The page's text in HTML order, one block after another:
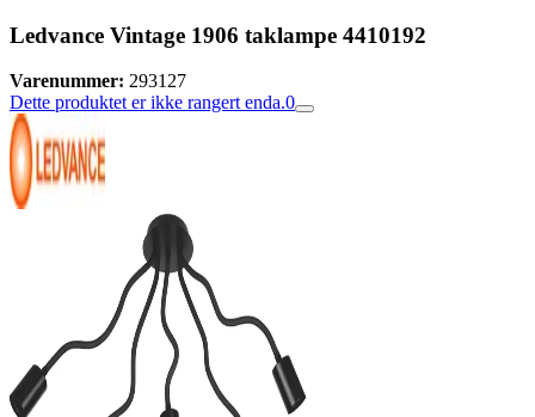
Ledvance Vintage 1906 taklampe 4410192
Varenummer: 293127
Dette produktet er ikke rangert enda.0